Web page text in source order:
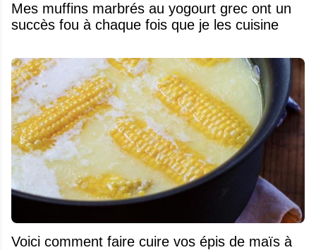
Mes muffins marbrés au yogourt grec ont un
succès fou à chaque fois que je les cuisine
Voici comment faire cuire vos épis de maïs à